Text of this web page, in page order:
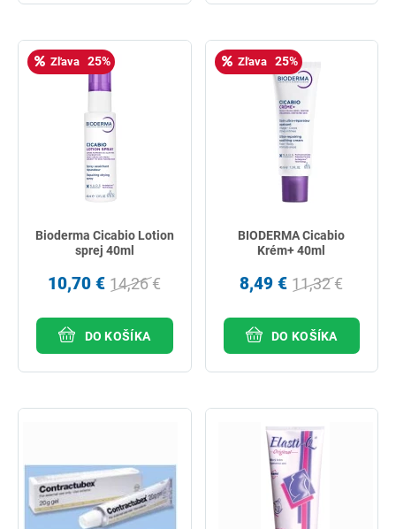
Zľava 25%
Bioderma Cicabio Lotion
sprej 40ml
10,70 € 14,26 €
DO KOŠÍKA
Zľava 25%
BIODERMA Cicabio
Krém+ 40ml
8,49 € 11,32 €
DO KOŠÍKA